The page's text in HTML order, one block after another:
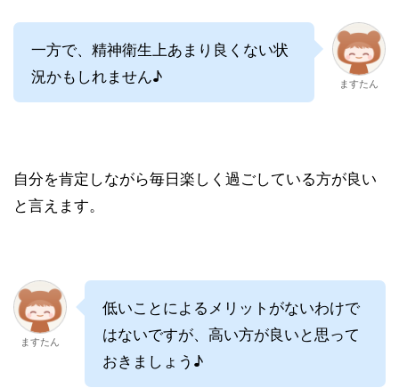
一方で、精神衛生上あまり良くない状
況かもしれません♪
ますたん
自分を肯定しながら毎日楽しく過ごしている方が良い
と言えます。
ますたん
低いことによるメリットがないわけで
はないですが、高い方が良いと思って
おきましょう♪